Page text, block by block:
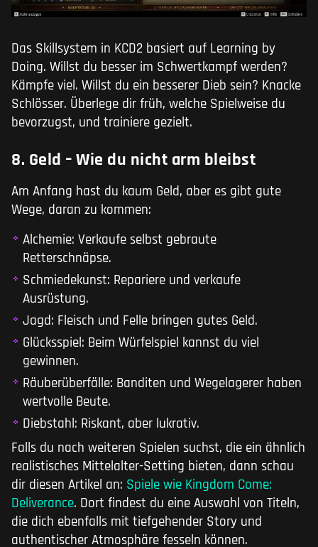
Das Skillsystem in KCD2 basiert auf Learning by
Doing. Willst du besser im Schwertkampf werden?
Kämpfe viel. Willst du ein besserer Dieb sein? Knacke
Schlösser. Überlege dir früh, welche Spielweise du
bevorzugst, und trainiere gezielt.
8. Geld – Wie du nicht arm bleibst
Am Anfang hast du kaum Geld, aber es gibt gute
Wege, daran zu kommen:
Alchemie: Verkaufe selbst gebraute
Retterschnäpse.
Schmiedekunst: Repariere und verkaufe
Ausrüstung.
Jagd: Fleisch und Felle bringen gutes Geld.
Glücksspiel: Beim Würfelspiel kannst du viel
gewinnen.
Räuberüberfälle: Banditen und Wegelagerer haben
wertvolle Beute.
Diebstahl: Riskant, aber lukrativ.
Falls du nach weiteren Spielen suchst, die ein ähnlich
realistisches Mittelalter-Setting bieten, dann schau
dir diesen Artikel an: Spiele wie Kingdom Come:
Deliverance. Dort findest du eine Auswahl von Titeln,
die dich ebenfalls mit tiefgehender Story und
authentischer Atmosphäre fesseln können.